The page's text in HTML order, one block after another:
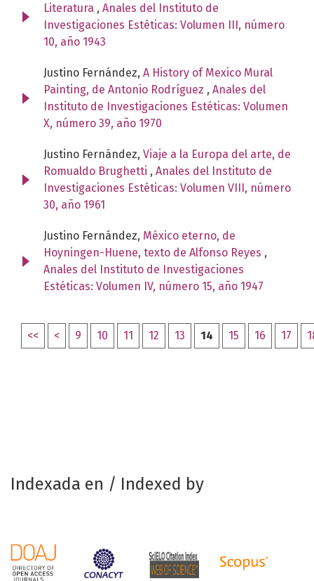
Literatura , Anales del Instituto de
Investigaciones Estéticas: Volumen III, número
10, año 1943
Justino Fernández, A History of Mexico Mural
Painting, de Antonio Rodríguez , Anales del
Instituto de Investigaciones Estéticas: Volumen
X, número 39, año 1970
Justino Fernández, Viaje a la Europa del arte, de
Romualdo Brughetti , Anales del Instituto de
Investigaciones Estéticas: Volumen VIII, número
30, año 1961
Justino Fernández, México eterno, de
Hoyningen-Huene, texto de Alfonso Reyes ,
Anales del Instituto de Investigaciones
Estéticas: Volumen IV, número 15, año 1947
<< < 9 10 11 12 13 14 15 16 17
Indexada en / Indexed by